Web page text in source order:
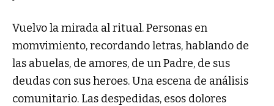
Vuelvo la mirada al ritual. Personas en
momvimiento, recordando letras, hablando de
las abuelas, de amores, de un Padre, de sus
deudas con sus heroes. Una escena de análisis
comunitario. Las despedidas, esos dolores